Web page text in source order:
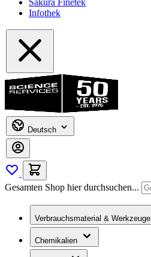
Sakura Finetek
Infothek
Deutsch
Gesamten Shop hier durchsuchen...
Verbrauchsmaterial & Werkzeuge
Chemikalien